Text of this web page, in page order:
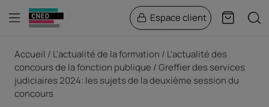
Menu Espace client Panier
Accueil L'actualité de la formation
L’actualité des
concours de la fonction publique
Greffier des services
judiciaires 2024: les sujets de la deuxième session du
concours